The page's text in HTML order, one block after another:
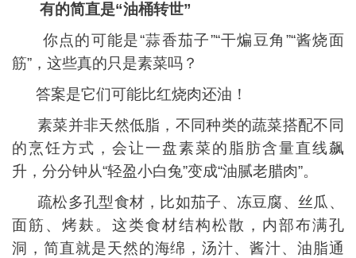
有的简直是“油桶转世”
你点的可能是“蒜香茄子”“干煸豆角”“酱烧面
筋”，这些真的只是素菜吗？
答案是它们可能比红烧肉还油！
素菜并非天然低脂，不同种类的蔬菜搭配不同
的烹饪方式，会让一盘素菜的脂肪含量直线飙
升，分分钟从“轻盈小白兔”变成“油腻老腊肉”。
疏松多孔型食材，比如茄子、冻豆腐、丝瓜、
面筋、烤麸。这类食材结构松散，内部布满孔
洞，简直就是天然的海绵，汤汁、酱汁、油脂通